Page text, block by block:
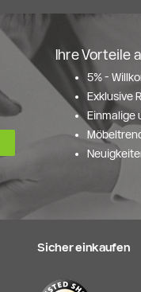
Ihre Vorteile
5% -
Exklusive
Einmalige
Sicher einkaufen